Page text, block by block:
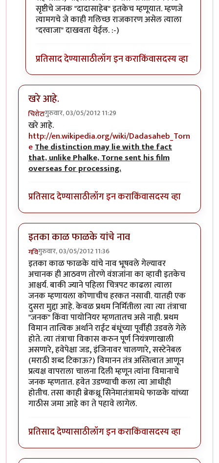
सृष्टीचे जनक "दादासाहेब" इतकेच म्हणूयात. म्हणजे
त्यामगचे जे काही गलिच्छ राजकारण असेल त्याला
"दरवाजा" दाखवता येईल. :-)
प्रतिसाद देण्यासाठीलॉग इन कराकिंवासदस्य व्हा
खरे आहे.
चिरोटागुरुवार, 03/05/2012 11:29
खरे आहे.
http://en.wikipedia.org/wiki/Dadasaheb_Torn
eThe distinction may lie with the fact
that, unlike Phalke, Torne sent his film
overseas for processing.
प्रतिसाद देण्यासाठीलॉग इन कराकिंवासदस्य व्हा
इतका काळ फाळके यांचे नाव
गविगुरुवार, 03/05/2012 11:36
इतका काळ फाळके यांचे नाव भूषवले गेल्यावर
अचानक ही आठवण तोरणे वंशजांना का व्हावी इतकेच
आश्चर्य. बाकी ज्याने पहिला चित्रपट काढला त्याला
जनक म्हणायला कोणाचीच हरकत नसावी. यातही एक
दुसरा मुद्दा आहे. केवळ प्रथम निर्मितीला त्या त्या तंत्राचा
"जनक" किंवा पायोनियर म्हणतातच असे नाही. प्रथम
विमान तात्विक अर्थाने राईट बंधूंच्या पूर्वीही उडवले गेले
होते. त्या तंत्राचा विकास करुन पूर्ण नियंत्रणाखाली
असणारे, हवेपेक्षा जड, इंजिनावर चालणारे, सस्टेनेबल
(मराठी शब्द टिकाऊ?) विमानन तंत्र अस्तित्वात आणून
प्रत्यक्ष वापराला चालना दिली म्हणून त्यांना विमानाचे
जनक म्हणतात. हवेत उडण्याची कला त्या आधीही
होतीच. तसा काही ब्रेकथ्रू सिनेमातंत्रामधे फाळके यांच्या
गाठीस जमा आहे का ते पहावे लागेल.
प्रतिसाद देण्यासाठीलॉग इन कराकिंवासदस्य व्हा